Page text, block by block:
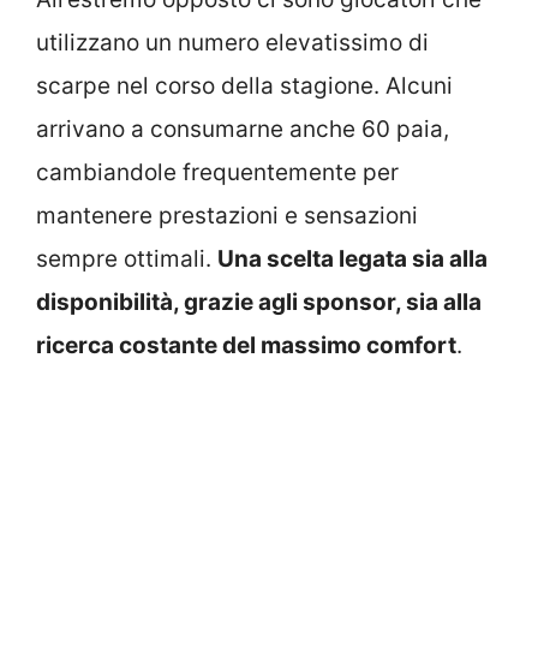
utilizzano un numero elevatissimo di
scarpe nel corso della stagione. Alcuni
arrivano a consumarne anche 60 paia,
cambiandole frequentemente per
mantenere prestazioni e sensazioni
sempre ottimali. Una scelta legata sia alla
disponibilità, grazie agli sponsor, sia alla
ricerca costante del massimo comfort.